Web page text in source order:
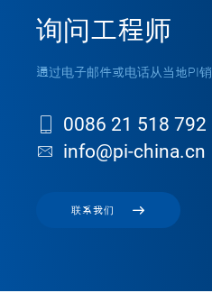
询问工程师
通过电子邮件或电话从当地PI
0086 21 518 792
info@pi-china.cn
联系我们